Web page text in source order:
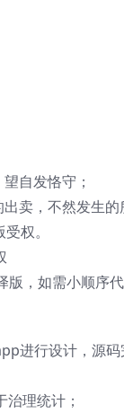
自发恪守；
卖，不然发生的
权。
版，如需小顺序
进行设计，源码
理统计；